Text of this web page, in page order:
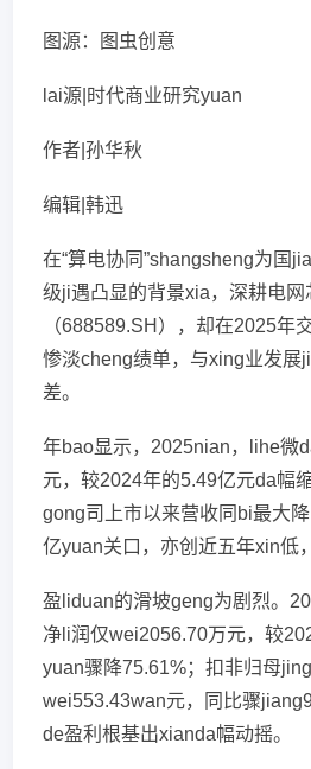
图源：图虫创意
lai源|时代商业研究yuan
作者|孙华秋
编辑|韩迅
在“算电协同”shangsheng为国
级ji遇凸显的背景xia，深耕电
（688589.SH），却在2025年
惨淡cheng绩单，与xing业发展
差。
年bao显示，2025nian，lihe微
元，较2024年的5.49亿元da幅
gong司上市以来营收同bi最大
亿yuan关口，亦创近五年xin低
盈liduan的滑坡geng为剧烈。
净li润仅wei2056.70万元，较
yuan骤降75.61%；扣非归母
wei553.43wan元，同比骤
de盈利根基出xianda幅动摇。